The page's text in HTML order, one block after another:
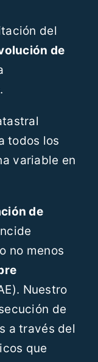
del
de
.
todos los
variable en
de
no menos
Nuestro
de
a través del
que